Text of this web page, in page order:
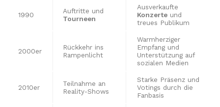
1990
Auftritte und
Tourneen
Ausverkaufte
Konzerte und
treues Publikum
2000er
Rückkehr ins
Rampenlicht
Warmherziger
Empfang und
Unterstützung auf
sozialen Medien
2010er
Teilnahme an
Reality-Shows
Starke Präsenz und
Votings durch die
Fanbasis